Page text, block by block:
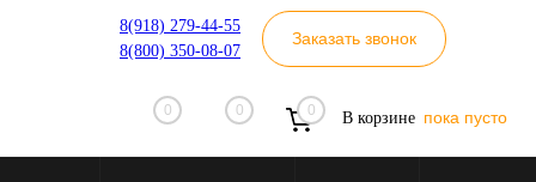
8(918) 279-44-55
8(800) 350-08-07
Заказать звонок
0 0 0 В корзине пока пусто